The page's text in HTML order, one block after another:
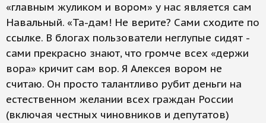
«главным жуликом и вором» у нас является сам
Навальный. «Та-дам! Не верите? Сами сходите по
ссылке. В блогах пользователи неглупые сидят -
сами прекрасно знают, что громче всех «держи
вора» кричит сам вор. Я Алексея вором не
считаю. Он просто талантливо рубит деньги на
естественном желании всех граждан России
(включая честных чиновников и депутатов)